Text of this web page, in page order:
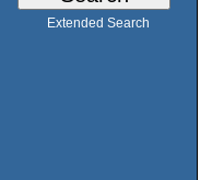
Extended Search